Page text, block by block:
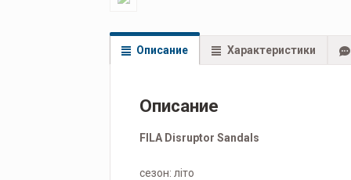
Описание Характеристики
Описание
FILA Disruptor Sandals
сезон: літо